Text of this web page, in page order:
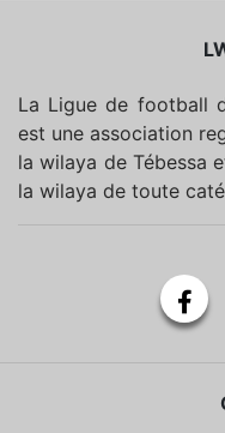
La Ligue de football
est une association
la wilaya de Tébessa
la wilaya de toute